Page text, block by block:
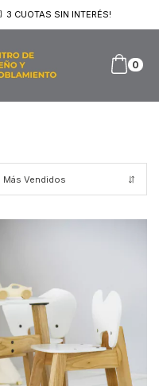
3 CUOTAS SIN INTERÉS!
0